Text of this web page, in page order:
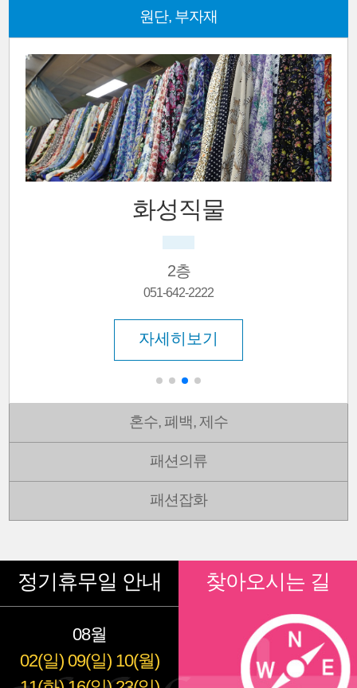
원단, 부자재
화성직물
2층
051-642-2222
자세히보기
혼수, 폐백, 제수
패션의류
패션잡화
정기휴무일 안내
08월
02(일) 09(일) 10(월)
찾아오시는 길